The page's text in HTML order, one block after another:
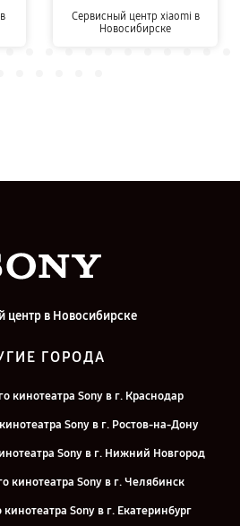
Сервисный центр xiaomi в
Новосибирске
центр в Новосибирске
ГОРОДА
кинотеатра Sony в г. Краснодар
Sony в г. Ростов-на-Дону
Sony в г. Нижний Новгород
кинотеатра Sony в г. Челябинск
Sony в г. Екатеринбург